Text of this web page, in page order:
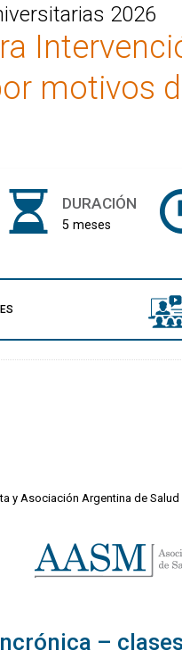
2026
motivos
DURACIÓN
5 meses
y Asociación Argentina de Salud
–